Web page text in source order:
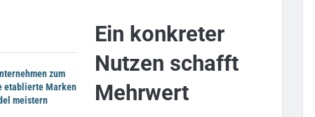
zum
etablierte Marken
meistern
Ein konkreter
Nutzen schafft
Mehrwert